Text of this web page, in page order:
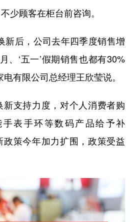
少顾客在柜台前咨询。
后，公司去年四季度销售增
、‘五一’假期销售也都有30%
有限公司总经理王欣莹说。
支持力度，对个人消费者购
表手环等数码产品给予补
策今年加力扩围，政策受益